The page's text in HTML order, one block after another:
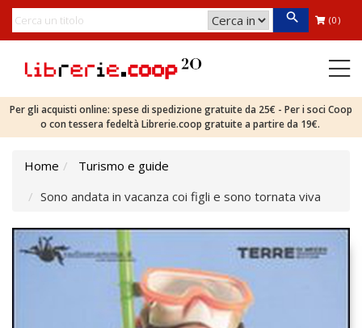
(0)
Per gli acquisti online: spese di spedizione gratuite da 25€ - Per i soci Coop
o con tessera fedeltà Librerie.coop gratuite a partire da 19€.
Home
Turismo e guide
Sono andata in vacanza coi figli e sono tornata viva